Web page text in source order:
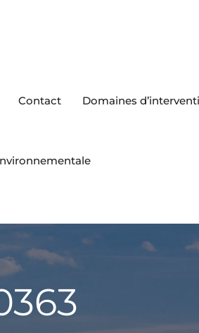
Contact Domaines